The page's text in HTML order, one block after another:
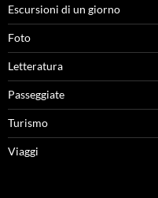
Escursioni di un giorno
Foto
Letteratura
Passeggiate
Turismo
Viaggi